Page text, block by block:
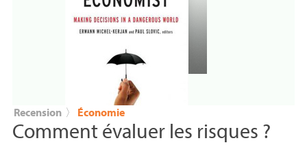
Recension 〉 Économie
Comment évaluer les risques ?